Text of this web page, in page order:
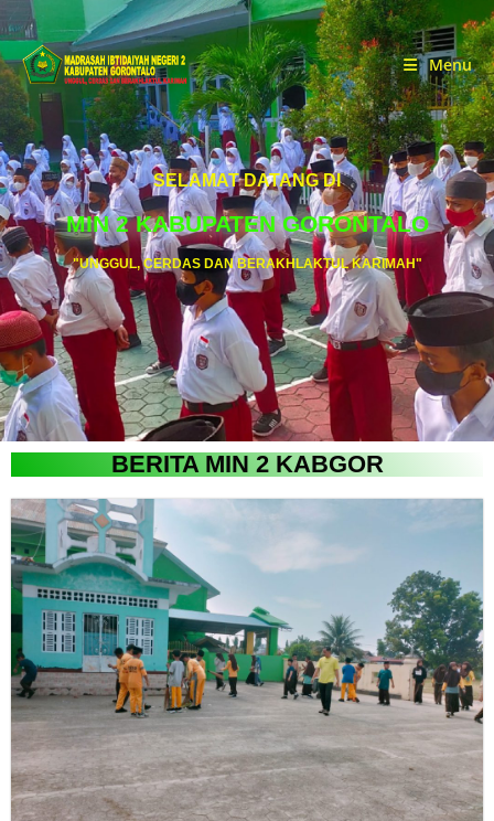
Menu
SELAMAT DATANG DI
MIN 2 KABUPATEN GORONTALO
"UNGGUL, CERDAS DAN BERAKHLAKTUL KARIMAH"
BERITA MIN 2 KABGOR